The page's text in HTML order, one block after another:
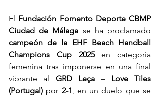
El Fundación Fomento Deporte CBMP
Ciudad de Málaga
campeón de la EHF Beach Handball
Champions Cup 2025 en categoría
femenina tras imponerse en una final
vibrante al GRD Leça – Love Tiles
(Portugal) por 2-1, en un duelo que se